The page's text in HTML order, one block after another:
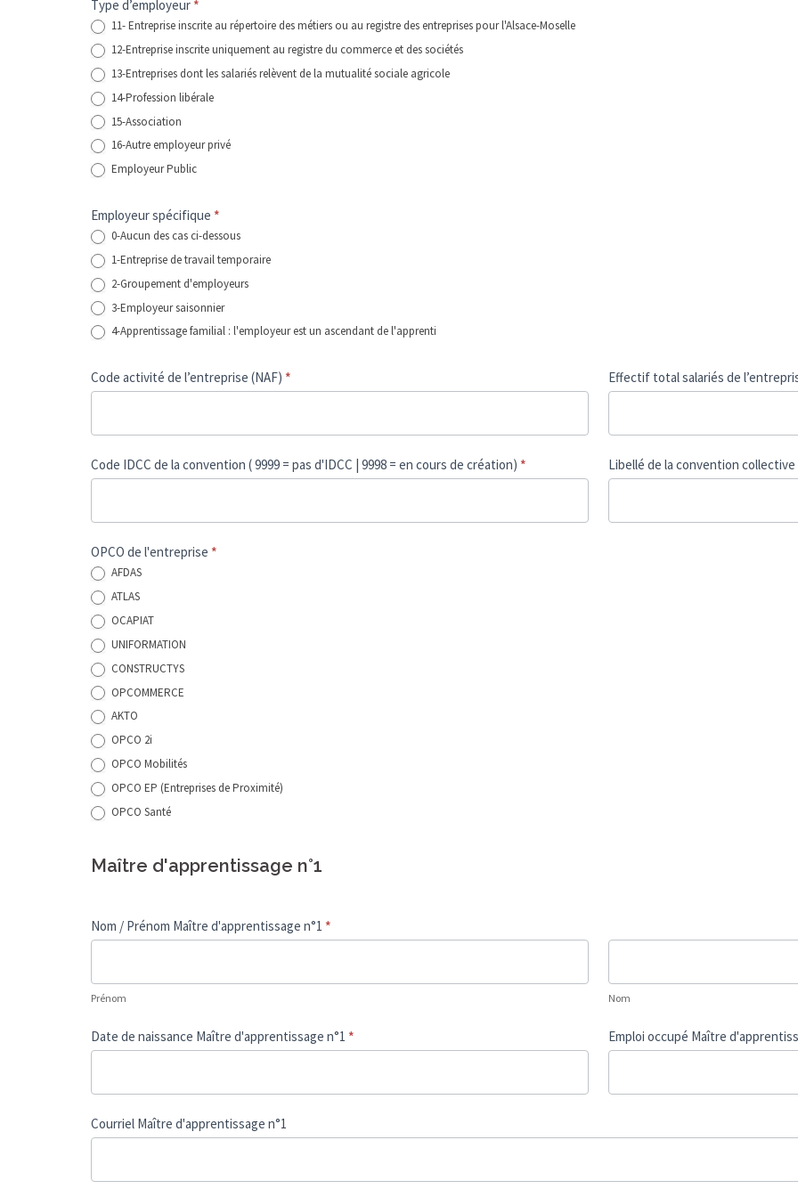
Type d’employeur *
11- Entreprise inscrite au répertoire des métiers ou au registre des entreprises pour l'Alsace-Moselle
12-Entreprise inscrite uniquement au registre du commerce et des sociétés
13-Entreprises dont les salariés relèvent de la mutualité sociale agricole
14-Profession libérale
15-Association
16-Autre employeur privé
Employeur Public
Employeur spécifique *
0-Aucun des cas ci-dessous
1-Entreprise de travail temporaire
2-Groupement d'employeurs
3-Employeur saisonnier
4-Apprentissage familial : l'employeur est un ascendant de l'apprenti
Code activité de l’entreprise (NAF) * Effectif total salariés de
Code IDCC de la convention ( 9999 = pas d'IDCC | 9998 = en cours de création) * Libellé de la convention collective
OPCO de l'entreprise *
AFDAS
ATLAS
OCAPIAT
UNIFORMATION
CONSTRUCTYS
OPCOMMERCE
AKTO
OPCO 2i
OPCO Mobilités
OPCO EP (Entreprises de Proximité)
OPCO Santé
Maître d'apprentissage n°1
Nom / Prénom Maître d'apprentissage n°1 *
Prénom Nom
Date de naissance Maître d'apprentissage n°1 * Emploi occupé Maître
Courriel Maître d'apprentissage n°1